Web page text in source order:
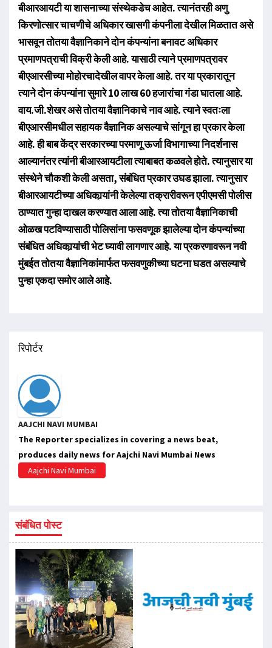
बीआरआयटी या शासनाच्या संस्थेकडेच आहेत. त्यानंतरही अणु
किरणोत्सार चाचणीचे अधिकार खासगी कंपनीला देखील मिळतात असे
भासवून तोतया वैज्ञानिकाने दोन कंपन्यांना बनावट अधिकार
प्रमाणपत्राची विक्री केली आहे. यासाठी त्याने प्रमाणपत्रावर
बीएआरसीच्या मोहोरचादेखील वापर केला आहे. तर या प्रकारातून
त्याने दोन कंपन्यांना सुमारे 10 लाख 60 हजारांचा गंडा घातला आहे.
वाय.जी.शेखर असे तोतया वैज्ञानिकाचे नाव आहे. त्याने स्वतःला
बीएआरसीमधील सहायक वैज्ञानिक असल्याचे सांगून हा प्रकार केला
आहे. ही बाब केंद्र सरकारच्या परमाणू ऊर्जा विभागाच्या निदर्शनास
आल्यानंतर त्यांनी बीआरआयटीला त्याबाबत कळवले होते. त्यानुसार या
संस्थेने चौकशी केली असता, संबंधित प्रकार उघड झाला. त्यानुसार
बीआरआयटीच्या अधिकार्‍यांनी केलेल्या तक्रारीवरून एपीएमसी पोलीस
ठाण्यात गुन्हा दाखल करण्यात आला आहे. त्या तोतया वैज्ञानिकाची
ओळख पटविण्यासाठी पोलिसांना फसवणूक झालेल्या दोन कंपन्यांच्या
संबंधित अधिकार्‍यांची भेट घ्यावी लागणार आहे. या प्रकरणावरून नवी
मुंबईत तोतया वैज्ञानिकांमार्फत फसवणुकीच्या घटना घडत असल्याचे
पुन्हा एकदा समोर आले आहे.
रिपोर्टर
AAJCHI NAVI MUMBAI
The Reporter specializes in covering a news beat,
produces daily news for Aajchi Navi Mumbai News
Aajchi Navi Mumbai
संबंधित पोस्ट